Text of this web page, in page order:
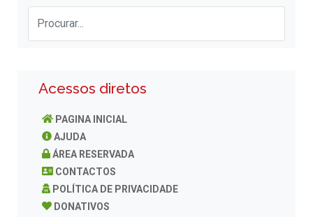
Acessos diretos
PAGINA INICIAL
AJUDA
ÁREA RESERVADA
CONTACTOS
POLÍTICA DE PRIVACIDADE
DONATIVOS